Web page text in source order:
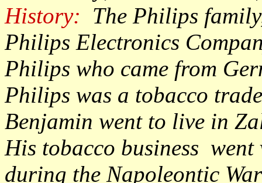
History: The Philips
Philips Electronics
Philips who came from
Philips was a tobacco
Benjamin went to live in
His tobacco business
during the Napoleontic